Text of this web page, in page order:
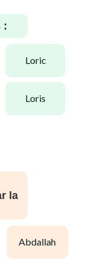
:
loric
loris
la
abdallah